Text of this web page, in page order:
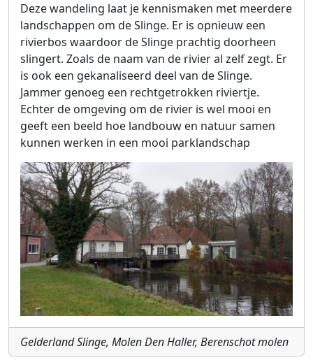
Deze wandeling laat je kennismaken met meerdere
landschappen om de Slinge. Er is opnieuw een
rivierbos waardoor de Slinge prachtig doorheen
slingert. Zoals de naam van de rivier al zelf zegt. Er
is ook een gekanaliseerd deel van de Slinge.
Jammer genoeg een rechtgetrokken riviertje.
Echter de omgeving om de rivier is wel mooi en
geeft een beeld hoe landbouw en natuur samen
kunnen werken in een mooi parklandschap
Gelderland Slinge, Molen Den Haller, Berenschot molen